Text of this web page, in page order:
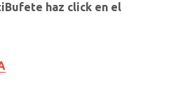
haz click en el